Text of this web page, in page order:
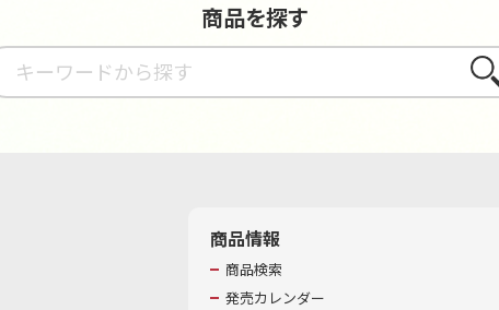
商品を探す
さが
商品情報
商品検索
発売カレンダー